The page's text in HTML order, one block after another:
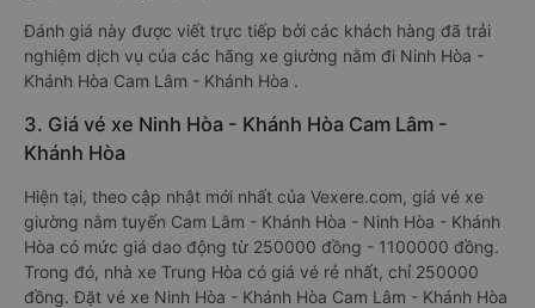
Đánh giá này được viết trực tiếp bởi các khách hàng đã trải
nghiệm dịch vụ của các hãng xe giường nằm đi Ninh Hòa -
Khánh Hòa Cam Lâm - Khánh Hòa .
3. Giá vé xe Ninh Hòa - Khánh Hòa Cam Lâm -
Khánh Hòa
Hiện tại, theo cập nhật mới nhất của Vexere.com, giá vé xe
giường nằm tuyến Cam Lâm - Khánh Hòa - Ninh Hòa - Khánh
Hòa có mức giá dao động từ 250000 đồng - 1100000 đồng.
Trong đó, nhà xe Trung Hòa có giá vé rẻ nhất, chỉ 250000
đồng. Đặt vé xe Ninh Hòa - Khánh Hòa Cam Lâm - Khánh Hòa